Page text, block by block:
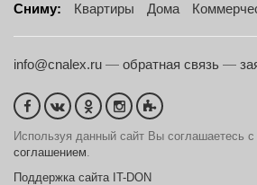
Сниму:
Квартиры Дома
info@cnalex.ru — обратная связь —
Используя данный сайт Вы соглашаетесь с
соглашением.
Поддержка сайта IT-DON